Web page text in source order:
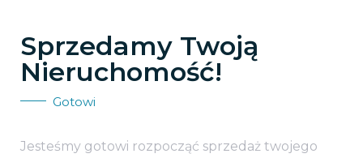
Sprzedamy Twoją
Nieruchomość!
Gotowi
Jesteśmy gotowi rozpocząć sprzedaż twojego